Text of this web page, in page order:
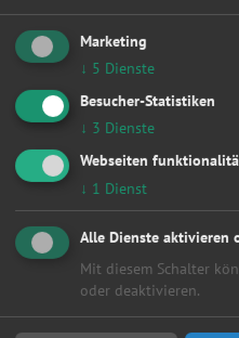
02.09.2016 11:42:27
15.06.2016 19:17:10
20.04.2016 10:05:45 Fiat
06.04.2016 10:42:37
06.04.2016 09:07:39
06.04.2016 08:48:40 Fiat
01.11.2014 09:32:57 Fiat
08.10.2014 12:50:34 Ford
02.09.2014 16:56:21 Fiat
Marketing
↓ 5 Dienste
Besucher-Statistiken
↓ 3 Dienste
Webseiten
↓ 1 Dienst
Alle Dienste aktivieren
Mit diesem Schalter
oder deaktivieren.